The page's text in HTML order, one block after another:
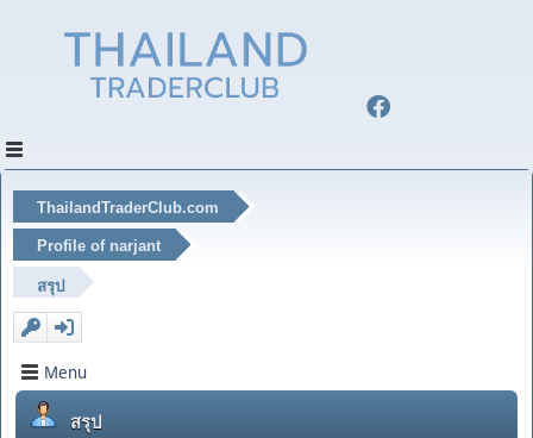
ThailandTraderClub.com
Profile of narjant
สรุป
Menu
สรุป